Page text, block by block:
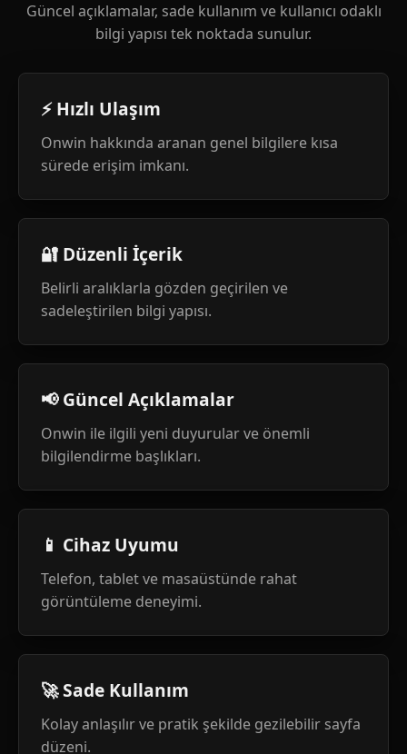
Güncel açıklamalar, sade kullanım ve kullanıcı odaklı
bilgi yapısı tek noktada sunulur.
⚡ Hızlı Ulaşım
Onwin hakkında aranan genel bilgilere kısa
sürede erişim imkanı.
🔐 Düzenli İçerik
Belirli aralıklarla gözden geçirilen ve
sadeleştirilen bilgi yapısı.
📢 Güncel Açıklamalar
Onwin ile ilgili yeni duyurular ve önemli
bilgilendirme başlıkları.
📱 Cihaz Uyumu
Telefon, tablet ve masaüstünde rahat
görüntüleme deneyimi.
🚀 Sade Kullanım
Kolay anlaşılır ve pratik şekilde gezilebilir sayfa
düzeni.